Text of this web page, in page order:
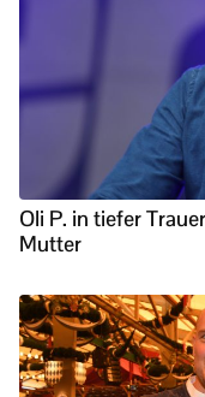
Oli P. in tiefer
Mutter